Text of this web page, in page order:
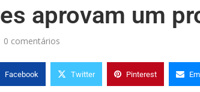
aprovam um
0 comentários
Facebook Twitter Pinterest